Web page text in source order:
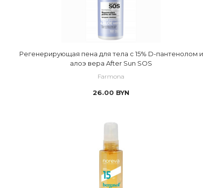
Регенерирующая пена для тела с 15% D-пантенолом и
алоэ вера After Sun SOS
Farmona
26.00 BYN